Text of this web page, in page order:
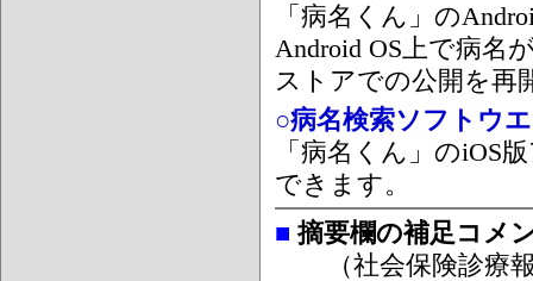
「病名くん」の
Android OS上で病名
ストアでの公開を再
○病名検索ソフトウ
「病名くん」のiOS
できます。
■ 摘要欄の補足コメ
（社会保険診療報